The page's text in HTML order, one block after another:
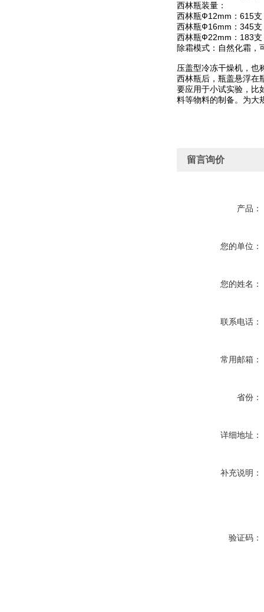
西林瓶装量：
西林瓶Ф12mm：615支
西林瓶Ф16mm：345支
西林瓶Ф22mm：183支
除霜模式：自然化霜，
压盖型冷冻干燥机，也
西林瓶后，瓶盖悬浮在
要应用于小试实验，比
料等物料的制备。为大
留言询价
产品：
您的单位：
您的姓名：
联系电话：
常用邮箱：
省份：
详细地址：
补充说明：
验证码：